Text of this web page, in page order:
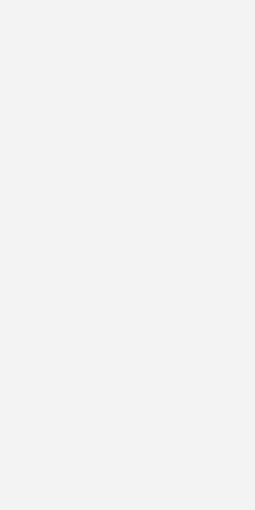
Planer
der Azubi-Suche